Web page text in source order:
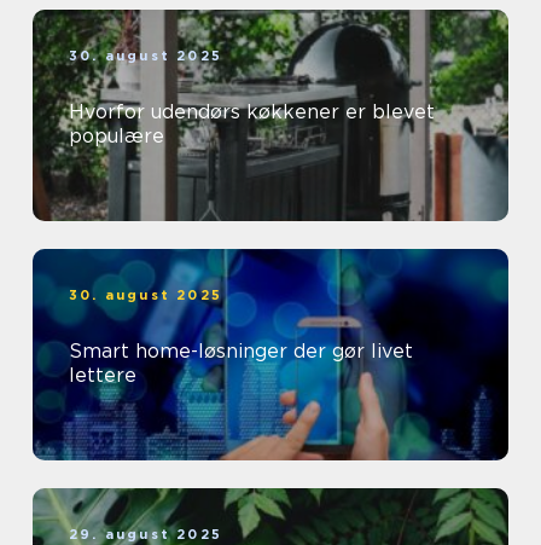
30. august 2025
Hvorfor udendørs køkkener er blevet
populære
30. august 2025
Smart home-løsninger der gør livet
lettere
29. august 2025